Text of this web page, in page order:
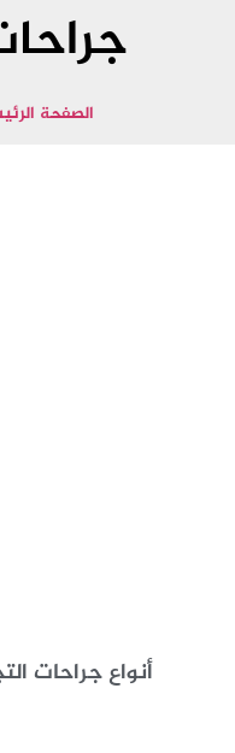
الصفحة
أنواع جراحات